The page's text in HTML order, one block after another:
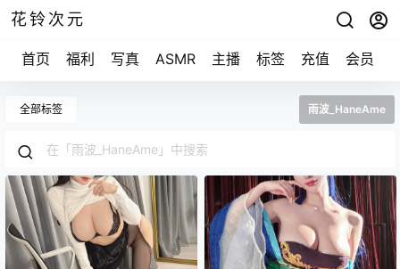
花铃次元
首页 福利 写真 ASMR 主播 标签 充值 会员
全部标签 雨波_HaneAme